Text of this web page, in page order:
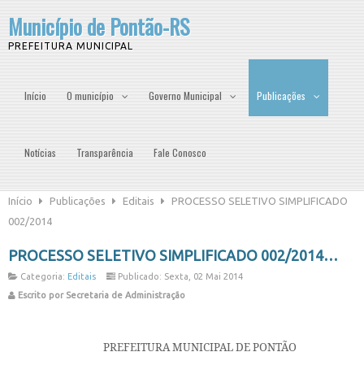
Município de Pontão-RS
PREFEITURA MUNICIPAL
Início O município Governo Municipal Publicações
Notícias Transparência Fale Conosco
Início Publicações Editais
PROCESSO SELETIVO SIMPLIFICADO
002/2014
PROCESSO SELETIVO SIMPLIFICADO 002/2014
Categoria: Editais
Publicado: Sexta, 02 Mai 2014
Escrito por Secretaria de Administração
PREFEITURA MUNICIPAL DE PONTÃO